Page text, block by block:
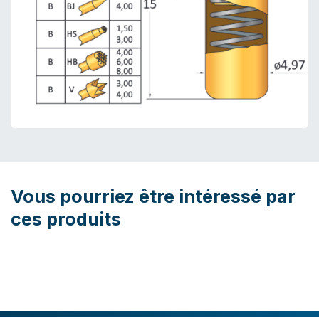
Vous pourriez être intéressé par
ces produits